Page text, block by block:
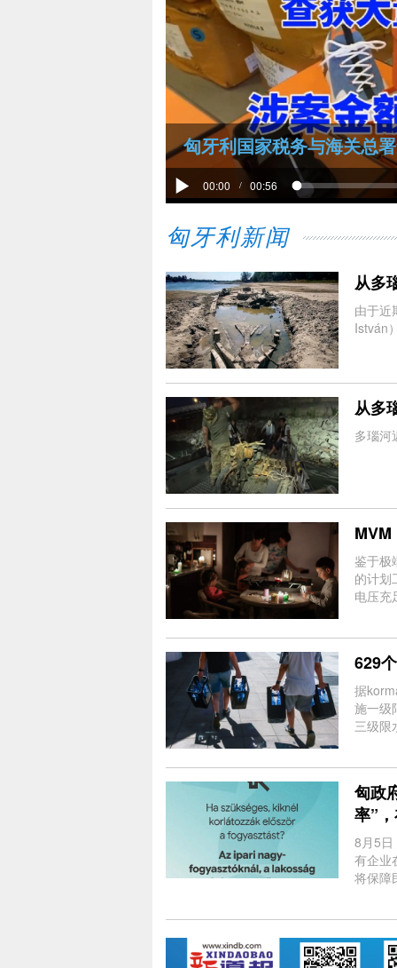
00:00 / 00:56
匈牙利国家税务与海关总
匈牙利新闻
从多
由于近
István
从多
多瑙河
鉴于极
的计
电压充
629
据
施一级
三级限
匈政
率”
8月5日
有企业
将保障